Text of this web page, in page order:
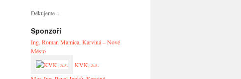
Děkujeme ...
Sponzoři
Ing. Roman Mamica, Karviná – Nové
Město
KVK, a.s.